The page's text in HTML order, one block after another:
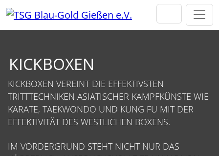
Direkt zur Hauptnavigation springen
Direkt zum Inhalt springen
KICKBOXEN
KICKBOXEN VEREINT DIE EFFEKTIVSTEN
TRITTTECHNIKEN ASIATISCHER KAMPFKÜNSTE WIE
KARATE, TAEKWONDO UND KUNG FU MIT DER
EFFEKTIVITÄT DES WESTLICHEN BOXENS.
IM VORDERGRUND STEHT NICHT NUR DAS